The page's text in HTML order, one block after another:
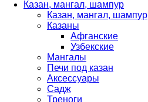
Казан, мангал, шампур
Казан, мангал, шампур
Казаны
Афганские
Узбекские
Мангалы
Печи под казан
Аксессуары
Садж
Треноги